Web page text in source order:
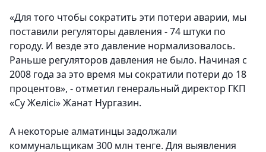
«Для того чтобы сократить эти потери аварии, мы
поставили регуляторы давления - 74 штуки по
городу. И везде это давление нормализовалось.
Раньше регуляторов давления не было. Начиная с
2008 года за это время мы сократили потери до 18
процентов», - отметил генеральный директор ГКП
«Су Желiсi» Жанат Нургазин.
А некоторые алматинцы задолжали
коммунальщикам 300 млн тенге. Для выявления